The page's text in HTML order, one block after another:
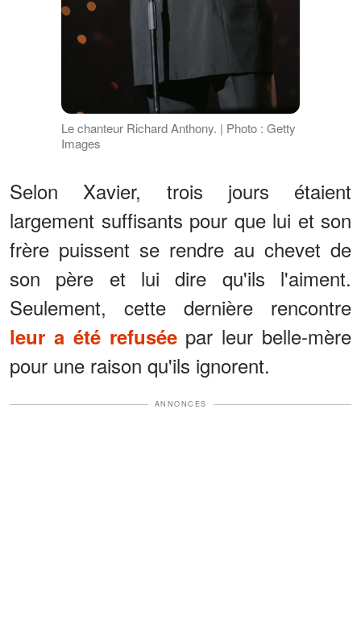
Le chanteur Richard Anthony. | Photo : Getty
Images
Selon Xavier, trois jours étaient
largement suffisants pour que lui et son
frère puissent se rendre au chevet de
son père et lui dire qu'ils l'aiment.
Seulement, cette dernière rencontre
leur a été refuséepar leur belle-mère
pour une raison qu'ils ignorent.
ANNONCES